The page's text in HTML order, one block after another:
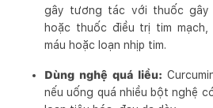
gây tương tác với thuốc gây
hoặc thuốc điều trị tim
máu hoặc loạn nhịp tim.
Dùng nghệ quá liều:
nếu uống quá nhiều bột nghệ